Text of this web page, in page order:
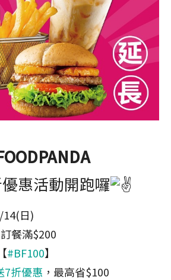
盟夥伴專區
FRANCHISE
取加盟計畫
CONTACT US
加入拉亞
線：0800-268-998
惠活動開跑囉
日)
餐滿$200
#BF100】
7折優惠 ，最高省$100